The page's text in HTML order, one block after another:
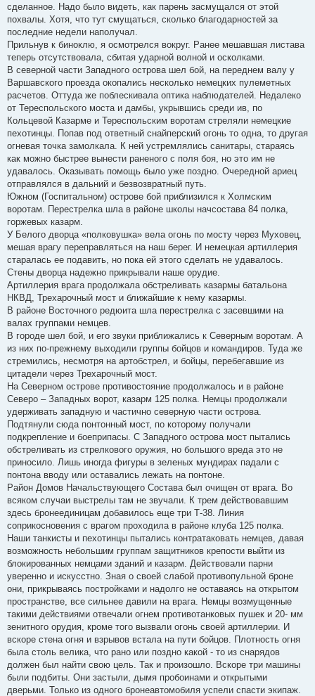
сделанное. Надо было видеть, как парень засмущался от этой
похвалы. Хотя, что тут смущаться, сколько благодарностей за
последние недели наполучал.
Прильнув к биноклю, я осмотрелся вокруг. Ранее мешавшая листава
теперь отсутствовала, сбитая ударной волной и осколками.
В северной части Западного острова шел бой, на переднем валу у
Варшавского проезда окопались несколько немецких пулеметных
расчетов. Оттуда же поблескивала оптика наблюдателей. Недалеко
от Тереспольского моста и дамбы, укрывшись среди ив, по
Кольцевой Казарме и Тереспольским воротам стреляли немецкие
пехотинцы. Попав под ответный снайперский огонь то одна, то другая
огневая точка замолкала. К ней устремлялись санитары, стараясь
как можно быстрее вынести раненого с поля боя, но это им не
удавалось. Оказывать помощь было уже поздно. Очередной ариец
отправлялся в дальний и безвозвратный путь.
Южном (Госпитальном) острове бой приблизился к Холмским
воротам. Перестрелка шла в районе школы начсостава 84 полка,
горжевых казарм.
У Белого дворца «полковушка» вела огонь по мосту через Муховец,
мешая врагу переправляться на наш берег. И немецкая артиллерия
старалась ее подавить, но пока ей этого сделать не удавалось.
Стены дворца надежно прикрывали наше орудие.
Артиллерия врага продолжала обстреливать казармы батальона
НКВД, Трехарочный мост и ближайшие к нему казармы.
В районе Восточного редюита шла перестрелка с засевшими на
валах группами немцев.
В городе шел бой, и его звуки приближались к Северным воротам. А
из них по-прежнему выходили группы бойцов и командиров. Туда же
стремились, несмотря на артобстрел, и бойцы, перебегавшие из
цитадели через Трехарочный мост.
На Северном острове противостояние продолжалось и в районе
Северо – Западных ворот, казарм 125 полка. Немцы продолжали
удерживать западную и частично северную части острова.
Подтянули сюда понтонный мост, по которому получали
подкрепление и боеприпасы. С Западного острова мост пытались
обстреливать из стрелкового оружия, но большого вреда это не
приносило. Лишь иногда фигуры в зеленых мундирах падали с
понтона вводу или оставались лежать на понтоне.
Район Домов Начальствующего Состава был очищен от врага. Во
всяком случаи выстрелы там не звучали. К трем действовавшим
здесь бронеединицам добавилось еще три Т-38. Линия
соприкосновения с врагом проходила в районе клуба 125 полка.
Наши танкисты и пехотинцы пытались контратаковать немцев, давая
возможность небольшим группам защитников крепости выйти из
блокированных немцами зданий и казарм. Действовали парни
уверенно и искусстно. Зная о своей слабой противопульной броне
они, прикрываясь постройками и надолго не оставаясь на открытом
пространстве, все сильнее давили на врага. Немцы возмущенные
такими действиями отвечали огнем противотанковых пушек и 20- мм
зенитного орудия, кроме того вызвали огонь своей артиллерии. И
вскоре стена огня и взрывов встала на пути бойцов. Плотность огня
была столь велика, что рано или поздно какой - то из снарядов
должен был найти свою цель. Так и произошло. Вскоре три машины
были подбиты. Они застыли, дымя пробоинами и открытыми
дверьми. Только из одного бронеавтомобиля успели спасти экипаж.